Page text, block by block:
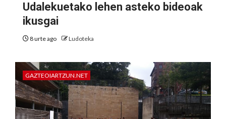
Udalekuetako lehen asteko bideoak
ikusgai
8 urte ago Ludoteka
GAZTEOIARTZUN.NET